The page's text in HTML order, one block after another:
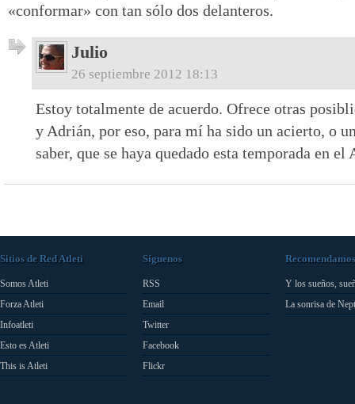
«conformar» con tan sólo dos delanteros.
Julio
26 septiembre 2012 18:13
Estoy totalmente de acuerdo. Ofrece otras
y Adrián, por eso, para mí ha sido un acierto, o
saber, que se haya quedado esta temporada en el
Sitios de Red Atleti
Somos Atleti
Forza Atleti
Infoatleti
Esto es Atleti
This is Atleti
Síguenos
RSS
Email
Twitter
Facebook
Flickr
Recomendamos
Y los sueños,
La sonrisa de